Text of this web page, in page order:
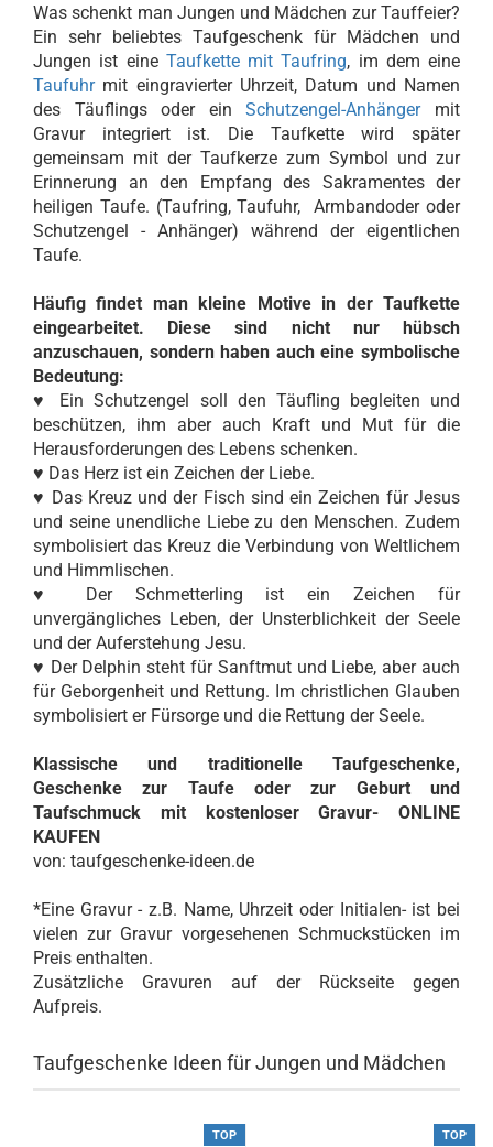
Was schenkt man Jungen und Mädchen zur Tauffeier?
Ein sehr beliebtes Taufgeschenk für Mädchen und
Jungen ist eine Taufkette mit Taufring, im dem eine
Taufuhrmit eingravierter Uhrzeit, Datum und Namen
des Täuflings oder einSchutzengel-Anhängermit
Gravur integriert ist. Die Taufkette wird später
gemeinsam mit der Taufkerze zum Symbol und zur
Erinnerung an den Empfang des Sakramentes der
heiligen Taufe. (Taufring, Taufuhr, Armbandoder oder
Schutzengel - Anhänger) während der eigentlichen
Taufe.
Häufig findet man kleine Motive in der Taufkette
eingearbeitet. Diese sind nicht nur hübsch
anzuschauen, sondern haben auch eine symbolische
Bedeutung:
♥ Ein Schutzengel soll den Täufling begleiten und
beschützen, ihm aber auch Kraft und Mut für die
Herausforderungen des Lebens schenken.
♥ Das Herz ist ein Zeichen der Liebe.
♥ Das Kreuz und der Fisch sind ein Zeichen für Jesus
und seine unendliche Liebe zu den Menschen. Zudem
symbolisiert das Kreuz die Verbindung von Weltlichem
und Himmlischen.
♥ Der Schmetterling ist ein Zeichen für
unvergängliches Leben, der Unsterblichkeit der Seele
und der Auferstehung Jesu.
♥ Der Delphin steht für Sanftmut und Liebe, aber auch
für Geborgenheit und Rettung. Im christlichen Glauben
symbolisiert er Fürsorge und die Rettung der Seele.
Klassische und traditionelle Taufgeschenke,
Geschenke zur Taufe oder zur Geburt und
Taufschmuck mit kostenloser Gravur- ONLINE
KAUFEN
von: taufgeschenke-ideen.de
*Eine Gravur - z.B. Name, Uhrzeit oder Initialen- ist bei
vielen zur Gravur vorgesehenen Schmuckstücken im
Preis enthalten.
Zusätzliche Gravuren auf der Rückseite gegen
Aufpreis.
Taufgeschenke Ideen für Jungen und Mädchen
TOP TOP